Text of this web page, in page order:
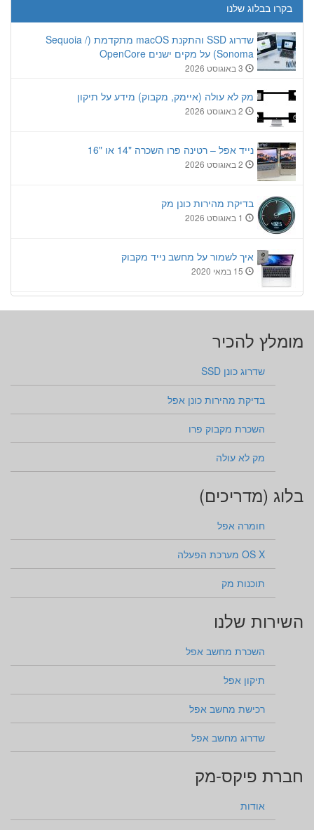
בקרו בבלוג שלנו
שדרוג SSD והתקנת macOS מתקדמת (Sequoia /
Sonoma) על מקים ישנים OpenCore
מק לא עולה (איימק, מקבוק) מידע על תיקון
נייד אפל – רטינה פרו השכרה "14 או "16
בדיקת מהירות כונן מק
איך לשמור על מחשב נייד מקבוק
מומלץ להכיר
שדרוג כונן SSD
בדיקת מהירות כונן אפל
השכרת מקבוק פרו
מק לא עולה
בלוג (מדריכים)
חומרה אפל
OS X מערכת הפעלה
תוכנות מק
השירות שלנו
השכרת מחשב אפל
תיקון אפל
רכישת מחשב אפל
שדרוג מחשב אפל
חברת פיקס-מק
אודות